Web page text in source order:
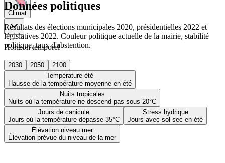
Climat
Horizon temporel
2030 2050
2100
Température été
Hausse de la température moyenne en été
Nuits tropicales
Nuits où la température ne descend pas sous 20°C
Jours de canicule
Jours où la température dépasse 35°C
Stress hydrique
Jours avec sol sec en été
Élévation niveau mer
Élévation prévue du niveau de la mer
Données politiques
Résultats des élections municipales 2020, présidentielles 2022 et
législatives 2022. Couleur politique actuelle de la mairie, stabilité
politique, taux d'abstention.